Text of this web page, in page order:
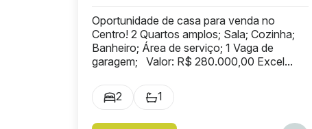
Oportunidade de casa para venda no
Centro! 2 Quartos amplos; Sala; Cozinha;
Banheiro; Área de serviço; 1 Vaga de
garagem; Valor: R$ 280.000,00 Excel...
2 1